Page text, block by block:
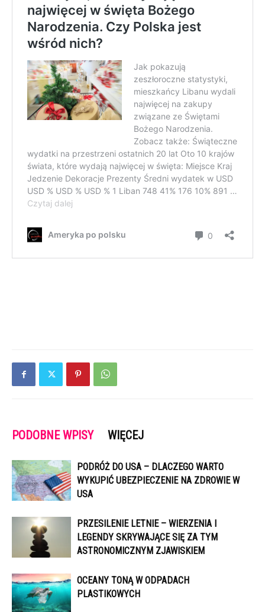
PODOBNE WPISY WIĘCEJ
PODRÓŻ DO USA – DLACZEGO WARTO
WYKUPIĆ UBEZPIECZENIE NA ZDROWIE W
USA
PRZESILENIE LETNIE – WIERZENIA I
LEGENDY SKRYWAJĄCE SIĘ ZA TYM
ASTRONOMICZNYM ZJAWISKIEM
OCEANY TONĄ W ODPADACH
PLASTIKOWYCH